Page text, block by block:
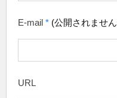
E-mail * (公開されませ
URL